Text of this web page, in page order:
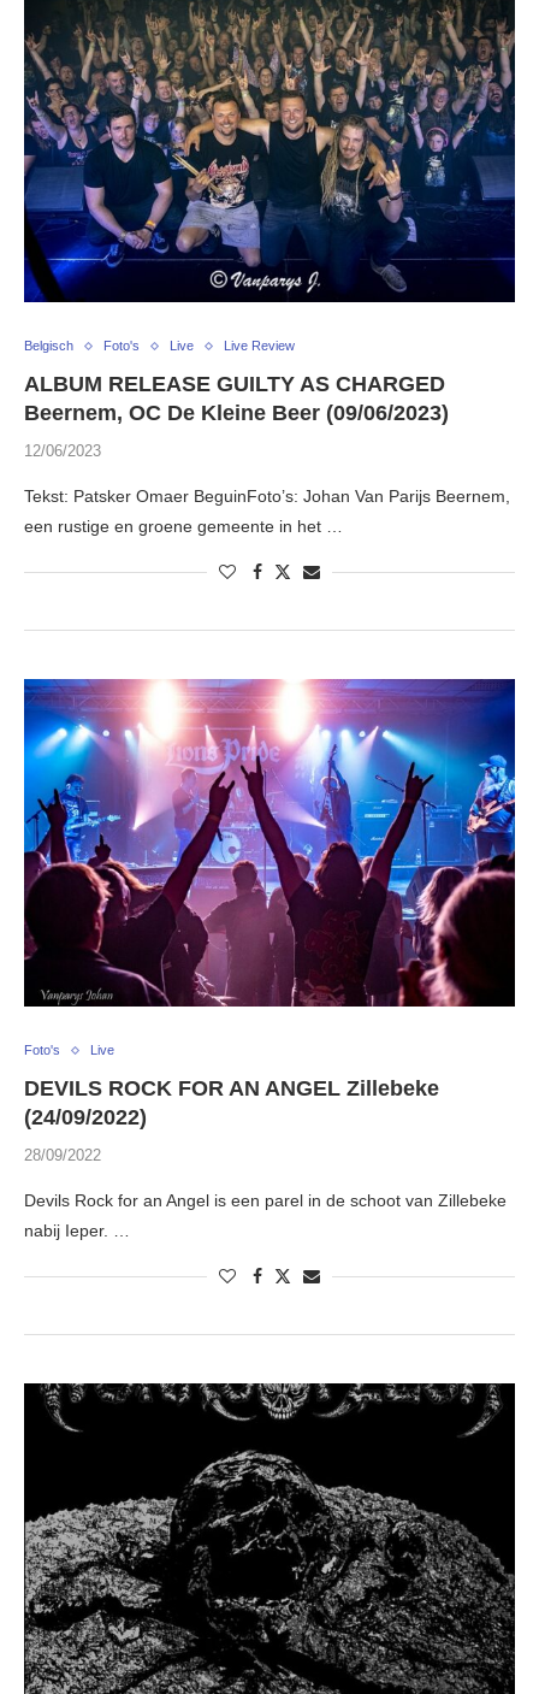
Belgisch Foto's Live Live Review
ALBUM RELEASE GUILTY AS CHARGED
Beernem, OC De Kleine Beer (09/06/2023)
12/06/2023
Tekst: Patsker Omaer BeguinFoto’s: Johan Van Parijs Beernem,
een rustige en groene gemeente in het …
Foto's Live
DEVILS ROCK FOR AN ANGEL Zillebeke
(24/09/2022)
28/09/2022
Devils Rock for an Angel is een parel in de schoot van Zillebeke
nabij Ieper. …